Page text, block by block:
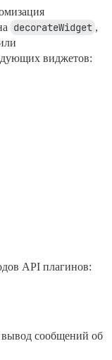
decorateWidget ,
виджетов:
API плагинов:
вывод сообщений об